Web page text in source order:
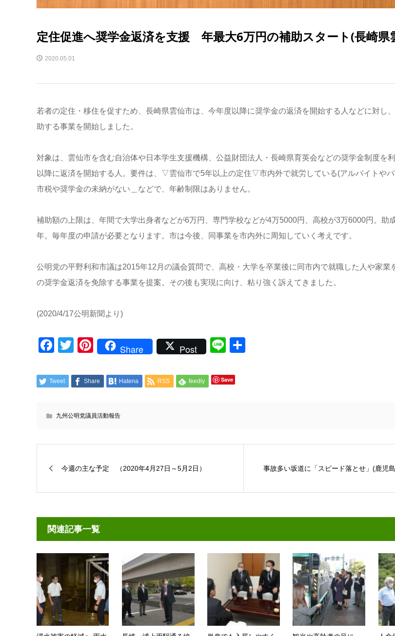
定住促進へ奨学金返済を支援 年最大6万円の補助スタート(長崎県
2020.05.01
若者の定住・移住を促すため、長崎県雲仙市は、今年度以降に奨学金の返済を開始する人などに対し
助する事業を開始しました。
対象は、雲仙市を含む自治体や日本学生支援機構、公益財団法人・長崎県育英会などの奨学金制度を
以降に返済を開始する人。要件は、▽雲仙市で5年以上の定住▽市内外で就労している(アルバイトや
市税や奨学金の未納がない＿などで、年齢制限はありません。
補助額の上限は、年間で大学出身者などが6万円、専門学校などが4万5000円、高校が3万6000円。助
年。毎年度の申請が必要となります。市は今後、同事業を市内外に周知していく考えです。
公明党の平野利和市議は2015年12月の議会質問で、高校・大学を卒業後に同市内で就職した人や家業
の奨学金返済を免除する事業を提案。その後も実現に向け、粘り強く訴えてきました。
(2020/4/17公明新聞より)
Facebook
TwitterPinterest
Share Post Line
Tweet Share Hatena RSS feedly Save
九州公明党議員活動報告
今週の主な予定 （2020年4月27日～5月2日） 事故多い坂道に「スピード落とせ」(鹿児
関連記事一覧